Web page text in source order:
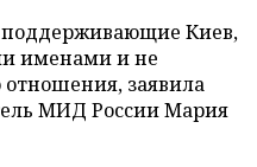
поддерживающие Киев,
именами и не
заявила
МИД России Мария